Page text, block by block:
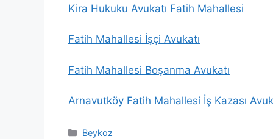
Kira Hukuku Avukatı Fatih Mahallesi
Fatih Mahallesi İşçi Avukatı
Fatih Mahallesi Boşanma Avukatı
Arnavutköy Fatih Mahallesi İş Kazası
Kategoriler
Beykoz